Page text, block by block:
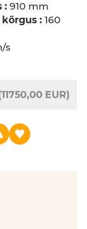
: 910 mm
: 160
s
EUR)